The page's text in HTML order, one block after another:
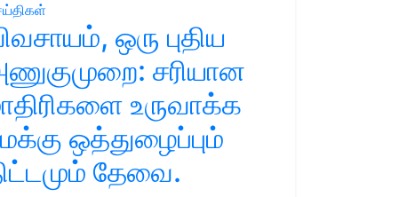
ஒரு புதிய
சரியான
உருவாக்க
ஒத்துழைப்பும்
தேவை.